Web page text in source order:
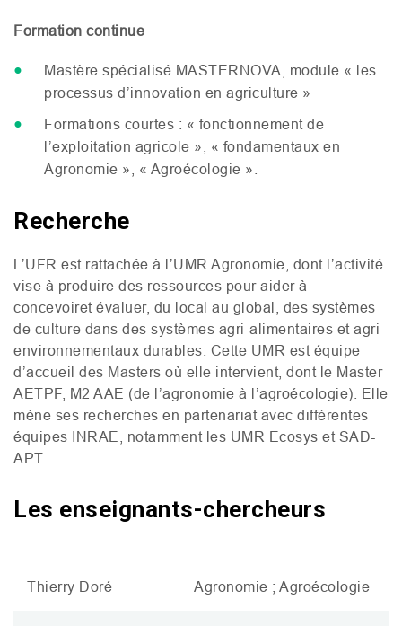
Formation continue
Mastère spécialisé MASTERNOVA , module « les
processus d’innovation en agriculture »
Formations courtes : « fonctionnement de
l’exploitation agricole », « fondamentaux en
Agronomie », « Agroécologie ».
Recherche
L’UFR est rattachée à l’UMR Agronomie, dont l’activité
vise à produire des ressources pour aider à
concevoiret évaluer, du local au global, des systèmes
de culture dans des systèmes agri-alimentaires et agri-
environnementaux durables. Cette UMR est équipe
d’accueil des Masters où elle intervient, dont le Master
AETPF, M2 AAE (de l’agronomie à l’agroécologie). Elle
mène ses recherches en partenariat avec différentes
équipes INRAE , notamment les UMR Ecosys et SAD-
APT.
Les enseignants-chercheurs
Thierry Doré Agronomie ; Agroécologie